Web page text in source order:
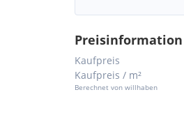
Preisinformation
Kaufpreis
Kaufpreis / m²
Berechnet von willhaben